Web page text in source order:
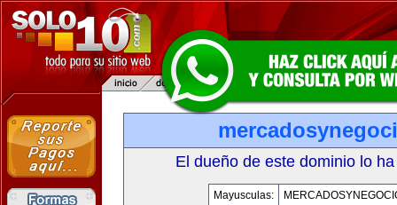
El dueño de este dominio lo
Mayusculas: